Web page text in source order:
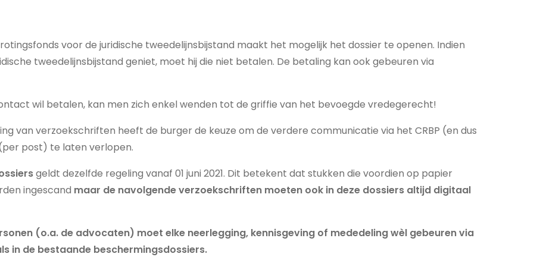
voor de juridische tweedelijnsbijstand maakt het mogelijk het dossier te openen. Indien
tweedelijnsbijstand geniet, moet hij die niet betalen. De betaling kan ook gebeuren via
wil betalen, kan men zich enkel wenden tot de griffie van het bevoegde vredegerecht!
van verzoekschriften heeft de burger de keuze om de verdere communicatie via het CRBP (en dus
post) te laten verlopen.
geldt dezelfde regeling vanaf 01 juni 2021. Dit betekent dat stukken die voordien op papier
ingescand maar de navolgende verzoekschriften moeten ook in deze dossiers altijd digitaal
(o.a. de advocaten) moet elke neerlegging, kennisgeving of mededeling wèl gebeuren via
in de bestaande beschermingsdossiers.